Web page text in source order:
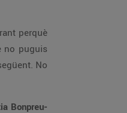
perquè
no puguis
No
Bonpreu-